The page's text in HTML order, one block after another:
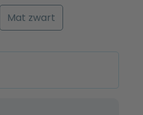
Mat zwart